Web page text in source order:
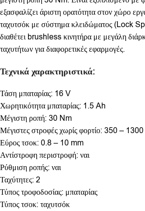
εξασφαλίζει άριστη ορατότητα στον χώρο
ταχυτσόκ με σύστημα κλειδώματος (Lock
διαθέτει brushless κινητήρα με μεγάλη
ταχυτήτων για διαφορετικές εφαρμογές.
Τεχνικά χαρακτηριστικά:
Τάση μπαταρίας: 16 V
Χωρητικότητα μπαταρίας: 1.5 Ah
Μέγιστη ροπή: 30 Nm
Μέγιστες στροφές χωρίς φορτίο: 350 –
Εύρος τσοκ: 0.8 – 10 mm
Αντίστροφη περιστροφή: ναι
Ρύθμιση ροπής: ναι
Ταχύτητες: 2
Τύπος τροφοδοσίας: μπαταρίας
Τύπος τσοκ: ταχυτσόκ